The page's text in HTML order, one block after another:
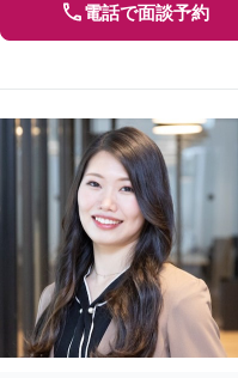
電話で面談予約